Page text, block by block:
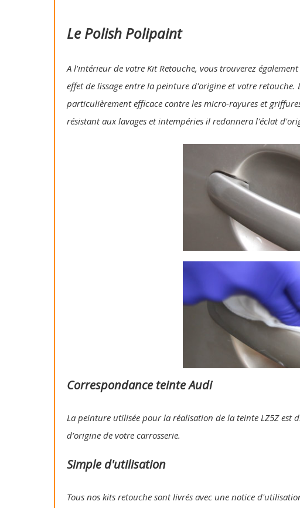
Le Polish Polipaint
A l'intérieur de votre Kit Retouche, vous trouverez
effet de lissage entre la peinture d'origine et votre
particulièrement efficace contre les micro-rayures et
résistant aux lavages et intempéries il redonnera l'éclat
Correspondance teinte Audi
La peinture utilisée pour la réalisation de la teinte LZ5Z est
d’origine de votre carrosserie.
Simple d'utilisation
Tous nos kits retouche sont livrés avec une notice